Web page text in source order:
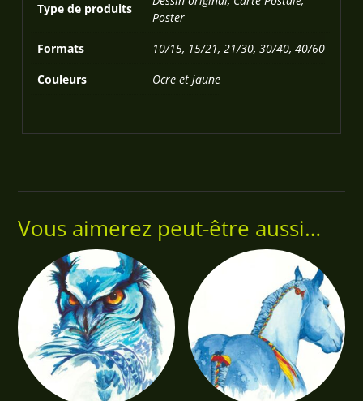
Type de produits
Poster
Formats
10/15, 15/21, 21/30, 30/40, 40/60
Couleurs
Ocre et jaune
Vous aimerez peut-être aussi…